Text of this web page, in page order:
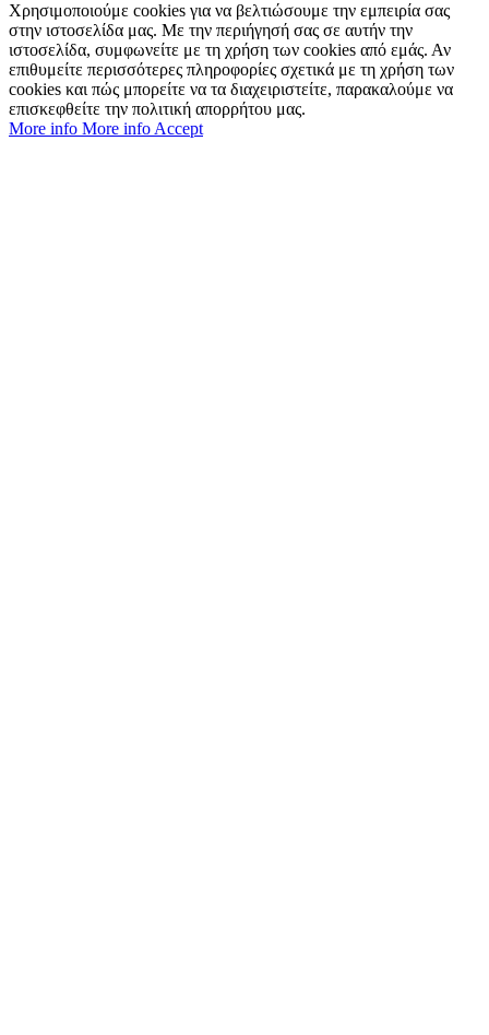
Χρησιμοποιούμε cookies για να βελτιώσουμε την εμπειρία σας
στην ιστοσελίδα μας. Με την περιήγησή σας σε αυτήν την
ιστοσελίδα, συμφωνείτε με τη χρήση των cookies από εμάς. Αν
επιθυμείτε περισσότερες πληροφορίες σχετικά με τη χρήση των
cookies και πώς μπορείτε να τα διαχειριστείτε, παρακαλούμε να
επισκεφθείτε την πολιτική απορρήτου μας.
More info More info Accept